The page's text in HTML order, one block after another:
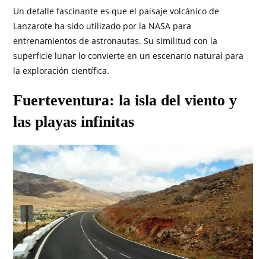
Un detalle fascinante es que el paisaje volcánico de
Lanzarote ha sido utilizado por la NASA para
entrenamientos de astronautas. Su similitud con la
superficie lunar lo convierte en un escenario natural para
la exploración científica.
Fuerteventura: la isla del viento y
las playas infinitas